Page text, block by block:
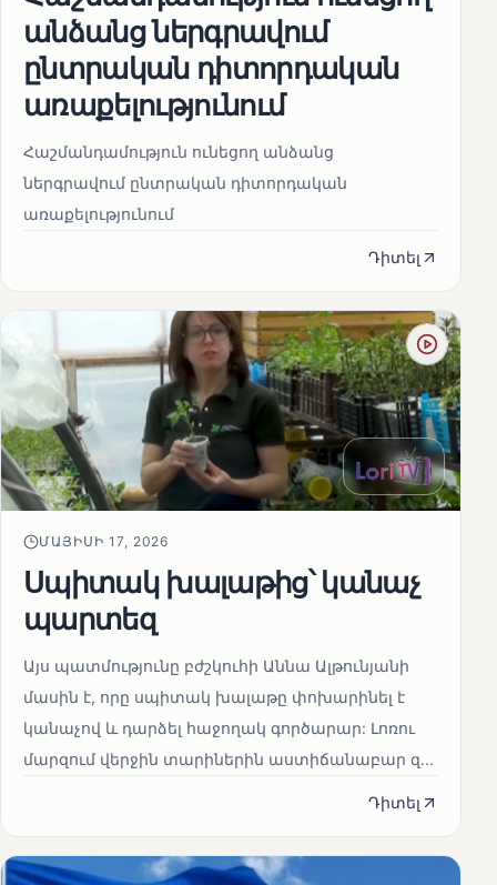
անձանց ներգրավում
ընտրական դիտորդական
առաքելությունում
Հաշմանդամություն ունեցող անձանց
ներգրավում ընտրական դիտորդական
առաքելությունում
Դիտել
ՄԱՅԻՍԻ 17, 2026
Սպիտակ խալաթից՝ կանաչ
պարտեզ
Այս պատմությունը բժշկուհի Աննա Ալթունյանի
մասին է, որը սպիտակ խալաթը փոխարինել է
կանաչով և դարձել հաջողակ գործարար: Լոռու
մարզում վերջին տարիներին աստիճանաբար զ...
Դիտել